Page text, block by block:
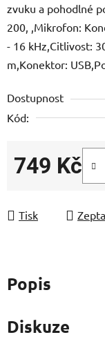
zvuku a pohodlné
200, ,Mikrofon:
- 16 kHz,Citlivost:
m,Konektor:
Dostupnost
Kód:
749 Kč
Tisk
Popis
Diskuze